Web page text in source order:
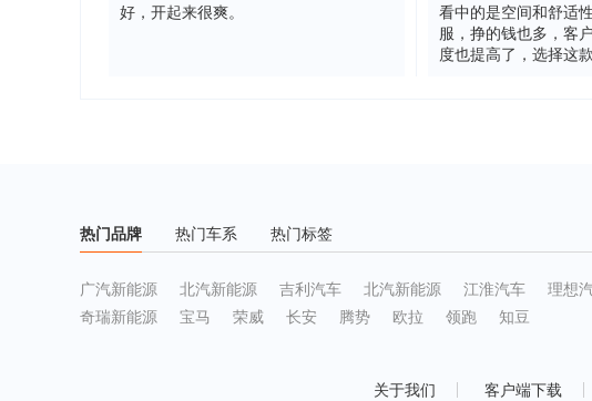
好，开起来很爽。
看中的是空间和舒适
服，挣的钱也多，客
度也提高了，选择这
热门品牌 热门车系 热门标签
广汽新能源 北汽新能源 吉利汽车 北汽新能源 江淮汽车 理想
奇瑞新能源
宝马 荣威 长安 腾势 欧拉 领跑 知豆
关于我们 客户端下载